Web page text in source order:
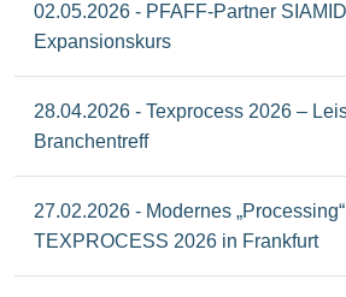
02.05.2026 - PFAFF-Partner
Expansionskurs
28.04.2026 - Texprocess 2026 –
Branchentreff
27.02.2026 - Modernes
TEXPROCESS 2026 in Frankfurt